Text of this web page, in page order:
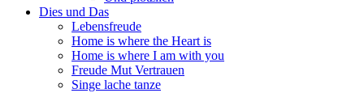
Dies und Das
Lebensfreude
Home is where the Heart is
Home is where I am with you
Freude Mut Vertrauen
Singe lache tanze